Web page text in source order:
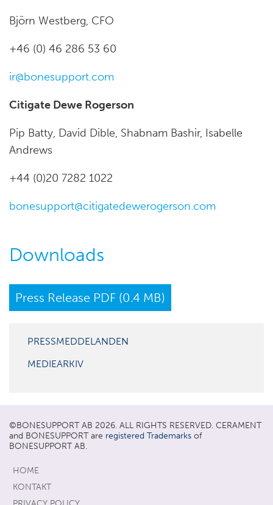
PRESSMEDDELANDEN
MEDIEARKIV
Björn Westberg, CFO
+46 (0) 46 286 53 60
ir@bonesupport.com
Citigate Dewe Rogerson
Pip Batty, David Dible, Shabnam Bashir, Isabelle
Andrews
+44 (0)20 7282 1022
bonesupport@citigatedewerogerson.com
Downloads
Press Release PDF (0.4 MB)
©BONESUPPORTAB 2026. ALL RIGHTS RESERVED. CERAMENT
and BONESUPPORT are registered Trademarks of
BONESUPPORT AB.
HOME
KONTAKT